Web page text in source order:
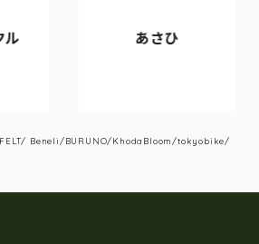
あさひ
FELT/ Beneli/BURUNO/KhodaBloom/tokyobike/